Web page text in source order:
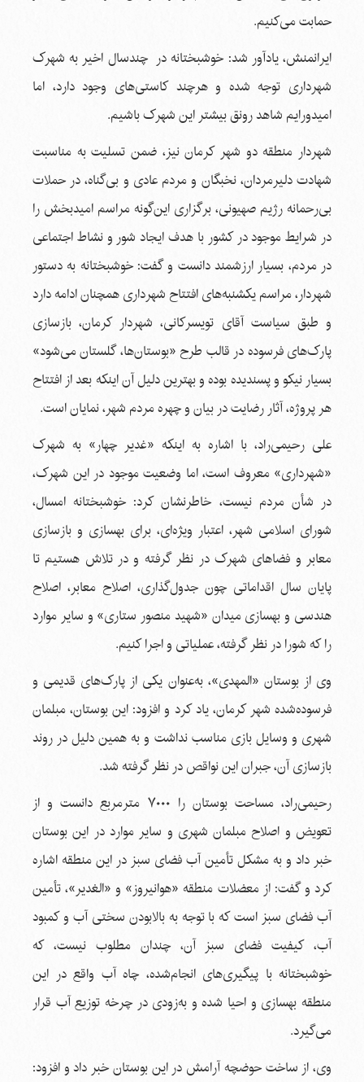
حمابت می‌کنیم.
ایرانمنش، یادآور شد: خوشبختانه در چندسال اخیر به شهرک
شهرداری توجه شده و هرچند کاستی‌های وجود دارد، اما
امیدورایم شاهد رونق بیشتر این شهرک باشیم.
شهردار منطقه دو شهر کرمان نیز، ضمن تسلیت به مناسبت
شهادت دلیرمردان، نخبگان و مردم عادی و بی‌گناه، در حملات
بی‌رحمانه رژیم صهیونی، برگزاری این‌گونه مراسم امیدبخش را
در شرایط موجود در کشور با هدف ایجاد شور و نشاط اجتماعی
در مردم، بسیار ارزشمند دانست و گفت: خوشبختانه به دستور
شهردار، مراسم یکشنبه‌های افتتاح شهرداری همچنان ادامه دارد
و طبق سیاست آقای تویسرکانی، شهردار کرمان، بازسازی
پارک‌های فرسوده در قالب طرح «بوستان‌ها، گلستان می‌شود»
بسیار نیکو و پسندیده بوده و بهترین دلیل آن اینکه بعد از افتتاح
هر پروژه، آثار رضایت در بیان و چهره مردم شهر، نمایان است.
علی رحیمی‌راد، با اشاره به اینکه «غدیر چهار» به شهرک
«شهرداری» معروف است، اما وضعیت موجود در این شهرک،
در شأن مردم نیست، خاطرنشان کرد: خوشبختانه امسال،
شورای اسلامی شهر، اعتبار ویژه‌ای، برای بهسازی و بازسازی
معابر و فضاهای شهرک در نظر گرفته و در تلاش هستیم تا
پایان سال اقداماتی چون جدول‌گذاری، اصلاح معابر، اصلاح
هندسی و بهسازی میدان «شهید منصور ستاری» و سایر موارد
را که شورا در نظر گرفته، عملیاتی و اجرا کنیم.
وی از بوستان «المهدی»، به‌عنوان یکی از پارک‌های قدیمی و
فرسوده‌شده شهر کرمان، یاد کرد و افزود: این بوستان، مبلمان
شهری و وسایل بازی مناسب نداشت و به همین دلیل در روند
بازسازی آن، جبران این نواقص در نظر گرفته شد.
رحیمی‌راد، مساحت بوستان را ۷۰۰۰ مترمربع دانست و از
تعویض و اصلاح مبلمان شهری و سایر موارد در این بوستان
خبر داد و به مشکل تأمین آب فضای سبز در این منطقه اشاره
کرد و گفت: از معضلات منطقه «هوانیروز» و «الغدیر»، تأمین
آب فضای سبز است که با توجه به بالابودن سختی آب و کمبود
آب، کیفیت فضای سبز آن، چندان مطلوب نیست، که
خوشبختانه با پیگیری‌های انجام‌شده، چاه آب واقع در این
منطقه بهسازی و احیا شده و به‌زودی در چرخه توزیع آب قرار
می‌گیرد.
وی، از ساخت حوضچه آرامش در این بوستان خبر داد و افزود: